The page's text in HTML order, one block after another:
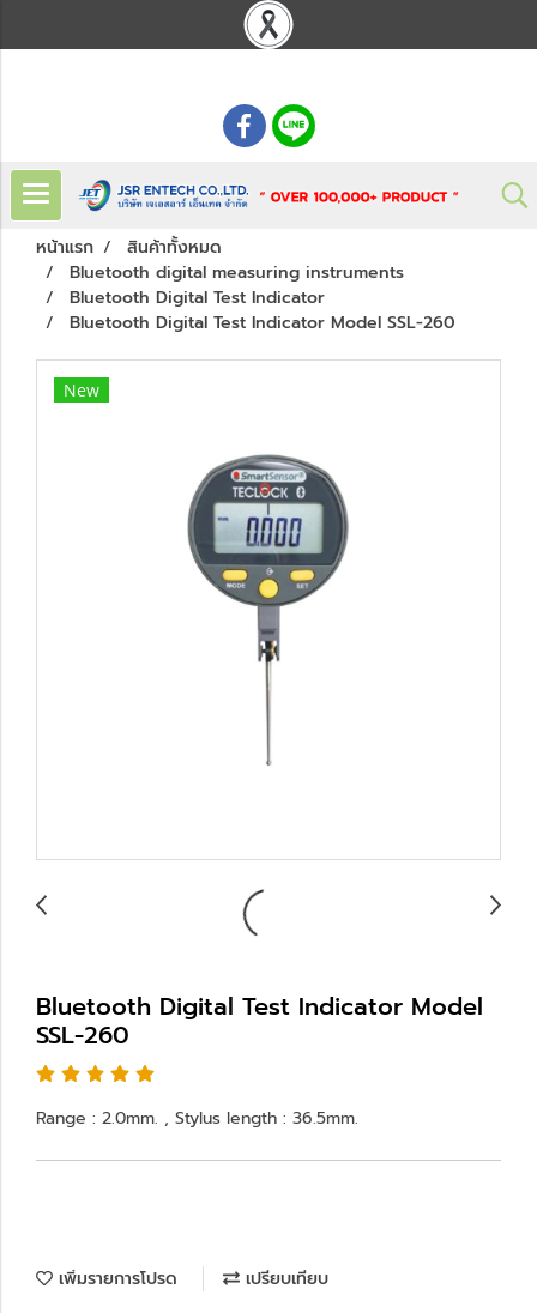
หน้าแรก
สินค้าทั้งหมด
Bluetooth digital measuring instruments
Bluetooth Digital Test Indicator
Bluetooth Digital Test Indicator Model SSL-260
New
Bluetooth Digital Test Indicator Model
SSL-260
Range : 2.0mm. , Stylus length : 36.5mm.
เพิ่มรายการโปรด เปรียบเทียบ